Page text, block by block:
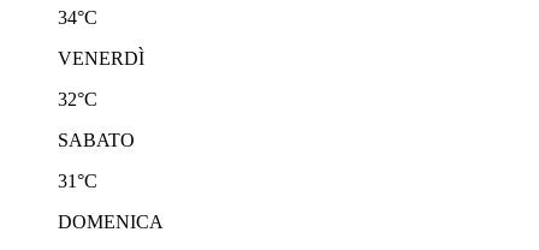
34°C
VENERDÌ
32°C
SABATO
31°C
DOMENICA